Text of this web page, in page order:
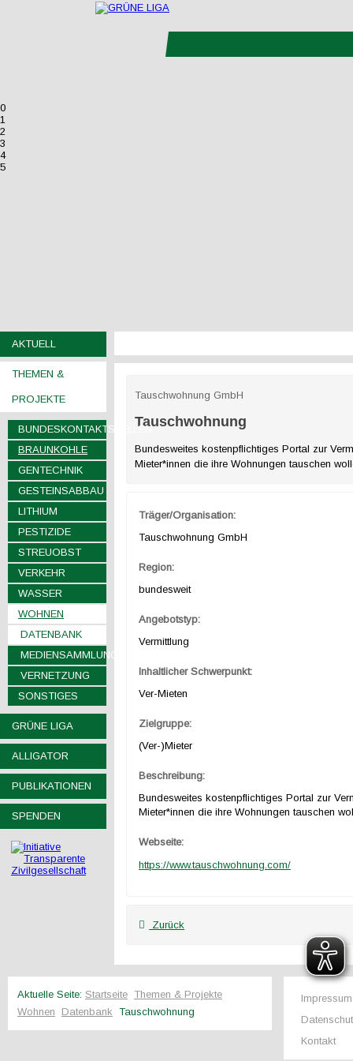
0
1
2
3
4
5
AKTUELL
THEMEN &
PROJEKTE
BUNDESKONTAKTSTELLEN
BRAUNKOHLE
GENTECHNIK
GESTEINSABBAU
LITHIUM
PESTIZIDE
STREUOBST
VERKEHR
WASSER
WOHNEN
DATENBANK
MEDIENSAMMLUNG
VERNETZUNG
SONSTIGES
GRÜNE LIGA
ALLIGATOR
PUBLIKATIONEN
SPENDEN
Tauschwohnung GmbH
Tauschwohnung
Bundesweites kostenpflichtiges Portal zur
Mieter*innen die ihre Wohnungen tauschen
Träger/Organisation:
Tauschwohnung GmbH
Region:
bundesweit
Angebotstyp:
Vermittlung
Inhaltlicher Schwerpunkt:
Ver-Mieten
Zielgruppe:
(Ver-)Mieter
Beschreibung:
Bundesweites kostenpflichtiges Portal zur
Mieter*innen die ihre Wohnungen tauschen
Webseite:
https://www.tauschwohnung.com/
Zurück
Aktuelle Seite: Startseite Themen & Projekte
Wohnen
Datenbank Tauschwohnung
Impressum
Kontakt